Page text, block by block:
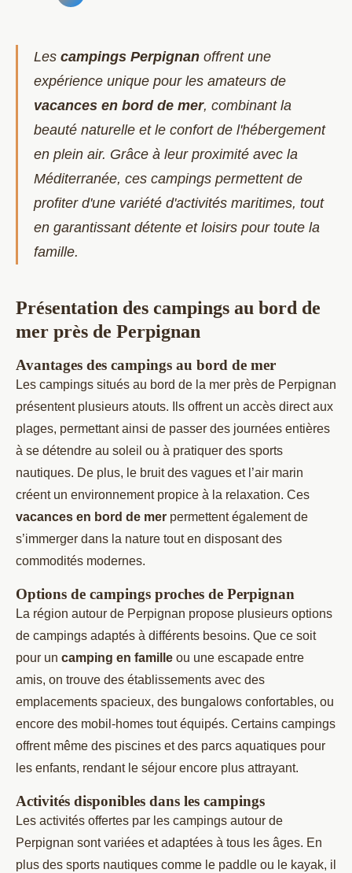
Les campings Perpignan offrent une
expérience unique pour les amateurs de
vacances en bord de mer, combinant la
beauté naturelle et le confort de l'hébergement
en plein air. Grâce à leur proximité avec la
Méditerranée, ces campings permettent de
profiter d'une variété d'activités maritimes, tout
en garantissant détente et loisirs pour toute la
famille.
Présentation des campings au bord de
mer près de Perpignan
Avantages des campings au bord de mer
Les campings situés au bord de la mer près de Perpignan
présentent plusieurs atouts. Ils offrent un accès direct aux
plages, permettant ainsi de passer des journées entières
à se détendre au soleil ou à pratiquer des sports
nautiques. De plus, le bruit des vagues et l’air marin
créent un environnement propice à la relaxation. Ces
vacances en bord de mer permettent également de
s’immerger dans la nature tout en disposant des
commodités modernes.
Options de campings proches de Perpignan
La région autour de Perpignan propose plusieurs options
de campings adaptés à différents besoins. Que ce soit
pour un camping en famille ou une escapade entre
amis, on trouve des établissements avec des
emplacements spacieux, des bungalows confortables, ou
encore des mobil-homes tout équipés. Certains campings
offrent même des piscines et des parcs aquatiques pour
les enfants, rendant le séjour encore plus attrayant.
Activités disponibles dans les campings
Les activités offertes par les campings autour de
Perpignan sont variées et adaptées à tous les âges. En
plus des sports nautiques comme le paddle ou le kayak, il